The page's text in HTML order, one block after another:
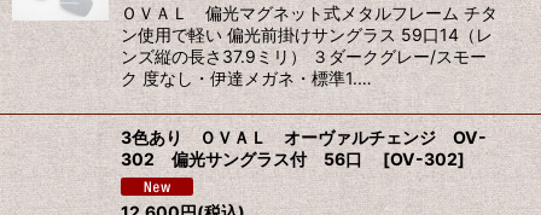
ＯＶＡＬ 偏光マグネット式メタルフレーム チタ
ン使用で軽い 偏光前掛けサングラス 59口14（レ
ンズ縦の長さ37.9ミリ） ３ダークグレー/スモー
ク 度なし・伊達メガネ・標準1.…
3色あり ＯＶＡＬ オーヴァルチェンジ OV-
302 偏光サングラス付 56口 [OV-302]